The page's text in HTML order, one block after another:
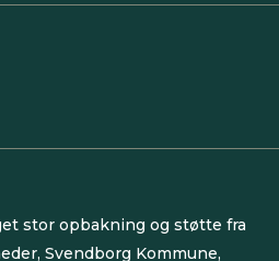
stor opbakning og støtte fra
Svendborg Kommune,